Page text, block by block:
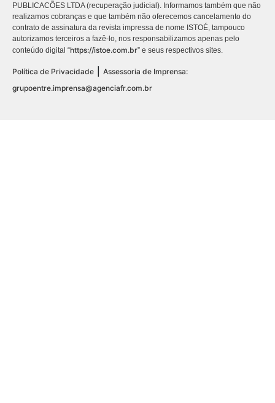
PUBLICACÕES LTDA (recuperação judicial). Informamos também que não
realizamos cobranças e que também não oferecemos cancelamento do
contrato de assinatura da revista impressa de nome ISTOÉ, tampouco
autorizamos terceiros a fazê-lo, nos responsabilizamos apenas pelo
conteúdo digital “https://istoe.com.br” e seus respectivos sites.
Política de Privacidade | Assessoria de Imprensa:
grupoentre.imprensa@agenciafr.com.br